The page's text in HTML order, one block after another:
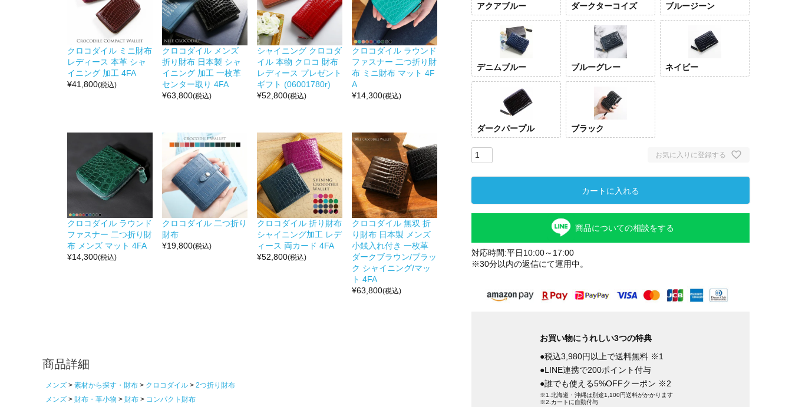
クロコダイル ミニ財布
レディース 本革 シャ
イニング 加工 4FA
¥41,800(税込)
クロコダイル メンズ
折り財布 日本製 シャ
イニング 加工 一枚革
センター取り 4FA
¥63,800(税込)
シャイニング クロコダ
イル 本物 クロコ 財布
レディース プレゼント
ギフト (06001780r)
¥52,800(税込)
クロコダイル ラウンド
ファスナー 二つ折り財
布 ミニ財布 マット 4F
A
¥14,300(税込)
クロコダイル ラウンド
ファスナー 二つ折り財
布 メンズ マット 4FA
¥14,300(税込)
クロコダイル 二つ折り
財布
¥19,800(税込)
クロコダイル 折り財布
シャイニング加工 レデ
ィース 両カード 4FA
¥52,800(税込)
クロコダイル 無双 折
り財布 日本製 メンズ
小銭入れ付き 一枚革
ダークブラウン/ブラッ
ク シャイニング/マッ
ト 4FA
¥63,800(税込)
商品詳細
メンズ 素材から探す・財布 クロコダイル
2つ折り財布
メンズ
財布・革小物 財布
コンパクト財布
アクアブルー ダークターコイズ ブルージーン
デニムブルー ブルーグレー ネイビー
ダークパープル ブラック
お気に入りに登録する
カートに入れる
商品についての相談をする
対応時間:平日10:00～17:00
※30分以内の返信にて運用中。
お買い物にうれしい3つの特典
●税込3,980円以上で送料無料 ※1
●LINE連携で200ポイント付与
●誰でも使える5%OFFクーポン ※2
※1.北海道・沖縄は別途1,100円送料がかかります
※2.カートに自動付与